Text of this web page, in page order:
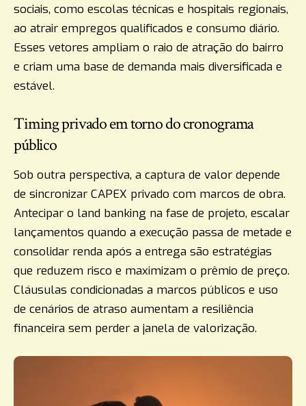
sociais, como escolas técnicas e hospitais regionais,
ao atrair empregos qualificados e consumo diário.
Esses vetores ampliam o raio de atração do bairro
e criam uma base de demanda mais diversificada e
estável.
Timing privado em torno do cronograma
público
Sob outra perspectiva, a captura de valor depende
de sincronizar CAPEX privado com marcos de obra.
Antecipar o land banking na fase de projeto, escalar
lançamentos quando a execução passa de metade e
consolidar renda após a entrega são estratégias
que reduzem risco e maximizam o prêmio de preço.
Cláusulas condicionadas a marcos públicos e uso
de cenários de atraso aumentam a resiliência
financeira sem perder a janela de valorização.